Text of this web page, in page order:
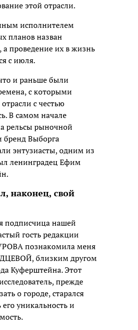
этой отрасли.
исполнителем
планов назван
а проведение их в жизнь
с июля.
и раньше были
с которыми
с честью
В самом начале
рельсы рыночной
бренд Выборга
энтузиасты, одним из
ленинградец Ефим
наконец, свой
подписчица нашей
гость редакции
познакомила меня
близким другом
Куферштейна. Этот
прежде
о городе, старался
уникальность и